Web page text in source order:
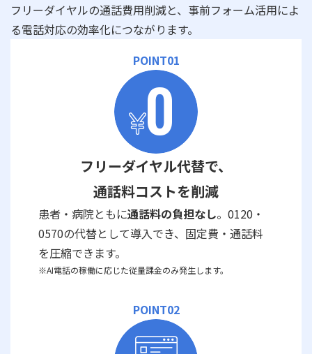
フリーダイヤルの通話費用削減と、事前フォーム活用によ
る電話対応の効率化につながります。
POINT01
フリーダイヤル代替で、
通話料コストを削減
患者・病院ともに通話料の負担なし。0120・
0570の代替として導入でき、固定費・通話料
を圧縮できます。
※AI電話の稼働に応じた従量課金のみ発生します。
POINT02